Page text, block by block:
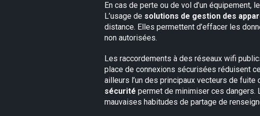
En cas de perte ou de vol d’un
L’usage de solutions de gestion des
distance. Elles permettent d’effacer les
non autorisées.
Les raccordements à des réseaux wifi
place de connexions sécurisées réduisent
ailleurs l’un des principaux vecteurs de fuite
sécurité permet de minimiser ces
mauvaises habitudes de partage de